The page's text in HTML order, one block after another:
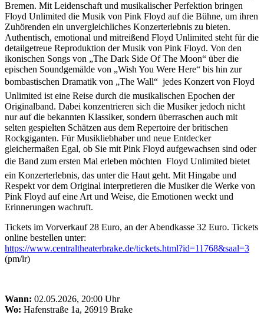
Bremen. Mit Leidenschaft und musikalischer Perfektion bringen
Floyd Unlimited die Musik von Pink Floyd auf die Bühne, um ihren
Zuhörenden ein unvergleichliches Konzerterlebnis zu bieten.
Authentisch, emotional und mitreißend Floyd Unlimited steht für die
detailgetreue Reproduktion der Musik von Pink Floyd. Von den
ikonischen Songs von „The Dark Side Of The Moon“ über die
epischen Soundgemälde von „Wish You Were Here“ bis hin zur
bombastischen Dramatik von „The Wall“  jedes Konzert von Floyd
Unlimited ist eine Reise durch die musikalischen Epochen der
Originalband. Dabei konzentrieren sich die Musiker jedoch nicht
nur auf die bekannten Klassiker, sondern überraschen auch mit
selten gespielten Schätzen aus dem Repertoire der britischen
Rockgiganten. Für Musikliebhaber und neue Entdecker
gleichermaßen Egal, ob Sie mit Pink Floyd aufgewachsen sind oder
die Band zum ersten Mal erleben möchten  Floyd Unlimited bietet
ein Konzerterlebnis, das unter die Haut geht. Mit Hingabe und
Respekt vor dem Original interpretieren die Musiker die Werke von
Pink Floyd auf eine Art und Weise, die Emotionen weckt und
Erinnerungen wachruft.
Tickets im Vorverkauf 28 Euro, an der Abendkasse 32 Euro. Tickets
online bestellen unter:
https://www.centraltheaterbrake.de/tickets.html?id=11768&saal=3
(pm/lr)
Wann: 02.05.2026, 20:00 Uhr
Wo: Hafenstraße 1a, 26919 Brake